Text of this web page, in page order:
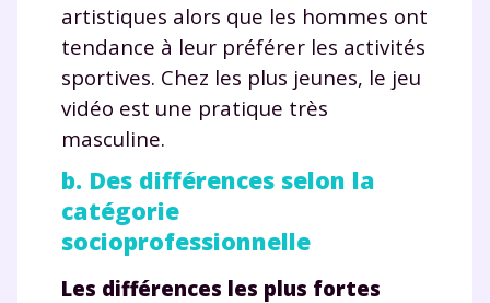
artistiques alors que les hommes ont
tendance à leur préférer les activités
sportives. Chez les plus jeunes, le jeu
vidéo est une pratique très
masculine.
b. Des différences selon la
catégorie
socioprofessionnelle
Les différences les plus fortes